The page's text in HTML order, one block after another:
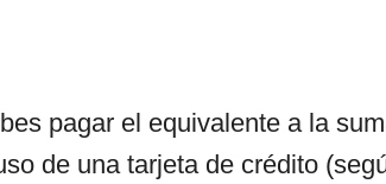
pagar el equivalente a la
de una tarjeta de crédito